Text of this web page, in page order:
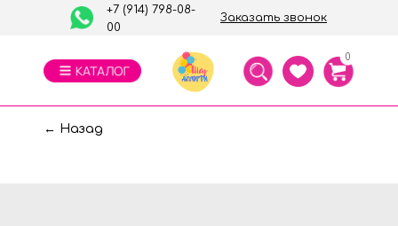
Заказать звонок
+7 (914) 798-08-
00
0
← Назад